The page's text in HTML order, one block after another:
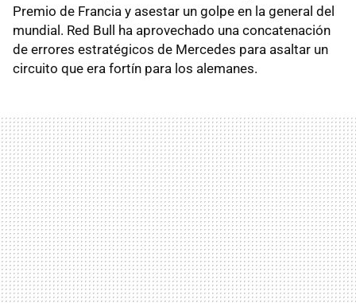
Premio de Francia y asestar un golpe en la general del
mundial. Red Bull ha aprovechado una concatenación
de errores estratégicos de Mercedes para asaltar un
circuito que era fortín para los alemanes.